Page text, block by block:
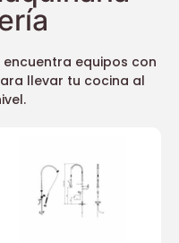
equipos con
llevar tu cocina al